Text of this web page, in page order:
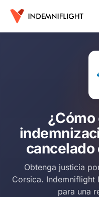
cancelado
Obtenga justicia
Corsica. Indemniflight
para una